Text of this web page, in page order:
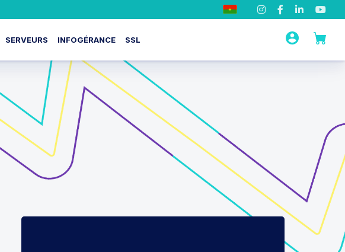
SERVEURS INFOGÉRANCE SSL